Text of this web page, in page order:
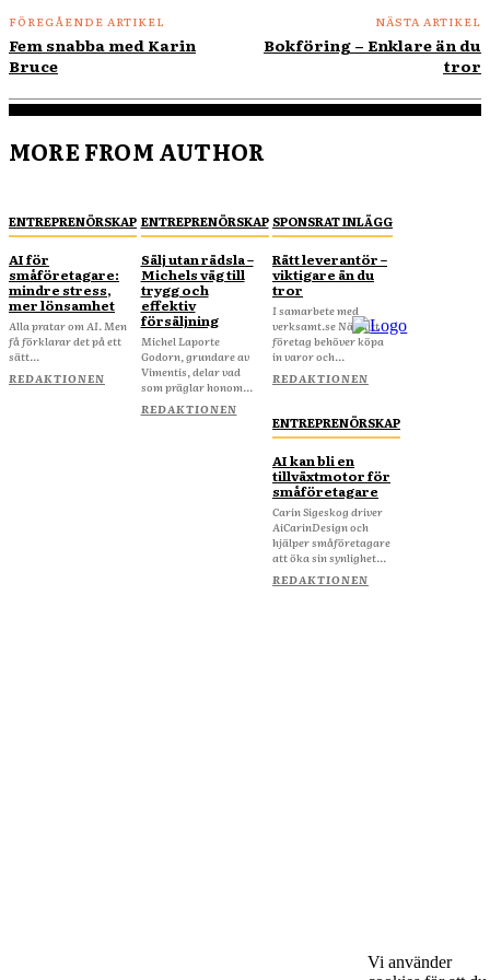
FÖREGÅENDE ARTIKEL
Fem snabba med Karin
Bruce
NÄSTA ARTIKEL
Bokföring – Enklare än du
tror
MORE FROM AUTHOR
ENTREPRENÖRSKAP
AI för
småföretagare:
mindre stress,
mer lönsamhet
Alla pratar om AI. Men
få förklarar det på ett
sätt...
REDAKTIONEN
ENTREPRENÖRSKAP
Sälj utan rädsla –
Michels väg till
trygg och
effektiv
försäljning
Michel Laporte
Godorn, grundare av
Vimentis, delar vad
som präglar honom...
REDAKTIONEN
SPONSRAT INLÄGG
Rätt leverantör –
viktigare än du
tror
I samarbete med
verksamt.se När ditt
företag behöver köpa
in varor och...
REDAKTIONEN
ENTREPRENÖRSKAP
AI kan bli en
tillväxtmotor för
småföretagare
Carin Sigeskog driver
AiCarinDesign och
hjälper småföretagare
att öka sin synlighet...
REDAKTIONEN
Vi använder